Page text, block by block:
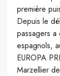
première
Depuis le
passagers a
espagnols,
EUROPA
Marzellier